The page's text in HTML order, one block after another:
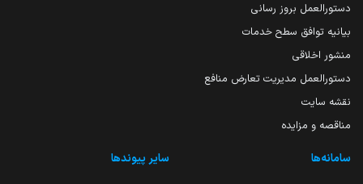
دستورالعمل بروز رسانی
بیانیه توافق سطح خدمات
منشور اخلاقی
دستورالعمل مدیریت تعارض منافع
نقشه سایت
مناقصه و مزایده
سامانه‌ها سایر پیوندها